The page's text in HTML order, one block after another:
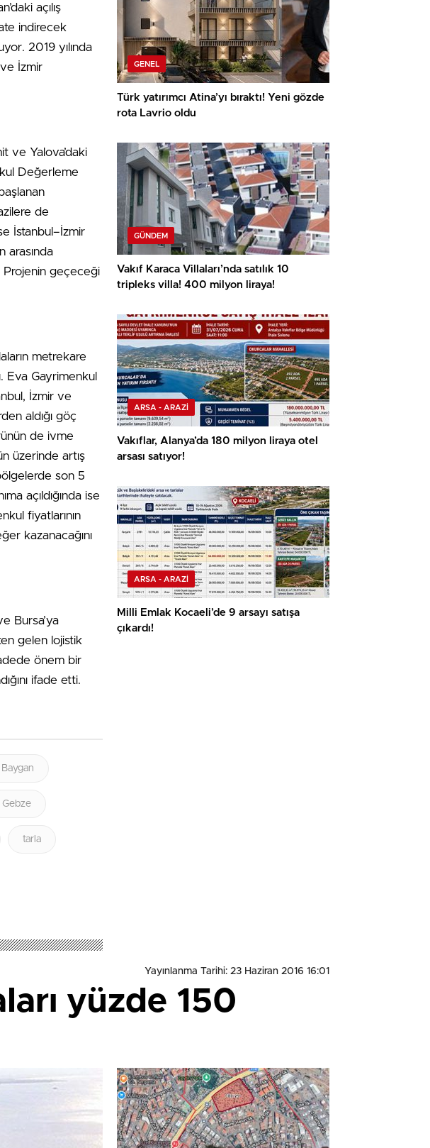
açılış
indirecek
2019 yılında
İzmir
ve Yalova’daki
Değerleme
de
İstanbul–İzmir
arasında
Projenin geçeceği
metrekare
Eva Gayrimenkul
İzmir ve
aldığı göç
de ivme
üzerinde artış
son 5
açıldığında ise
fiyatlarının
kazanacağını
Bursa’ya
gelen lojistik
önem bir
ifade etti.
Gebze
tarla
GENEL
Türk yatırımcı Atina’yı bıraktı! Yeni gözde
rota Lavrio oldu
GÜNDEM
Vakıf Karaca Villaları’nda satılık 10
tripleks villa! 400 milyon liraya!
ARSA - ARAZİ
Vakıflar, Alanya’da 180 milyon liraya otel
arsası satıyor!
ARSA - ARAZİ
Milli Emlak Kocaeli’de 9 arsayı satışa
çıkardı!
Yayınlanma Tarihi: 23 Haziran 2016 16:01
yüzde 150